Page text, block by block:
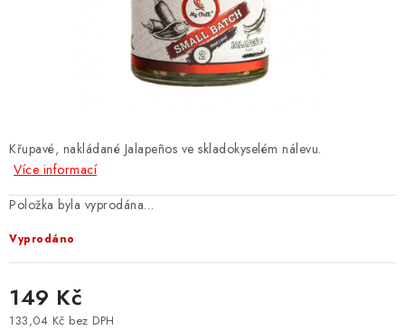
CHUTNEY, DŽEMY A SLADKÉ
ZNAČKY
Kontakty
Jak nakupovat, doprava
Obchodní podmínky
Křupavé, nakládané Jalapeños ve skladokyselém nálevu.
Více informací
Položka byla vyprodána…
Vyprodáno
149 Kč
133,04 Kč bez DPH